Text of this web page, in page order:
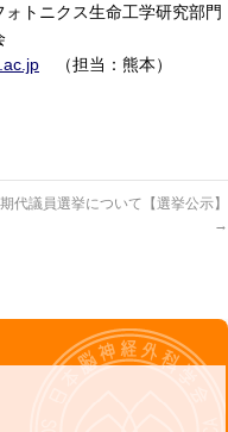
ォトニクス生命工学研究部門
（担当：熊本）
代議員選挙について【選挙公示】
→